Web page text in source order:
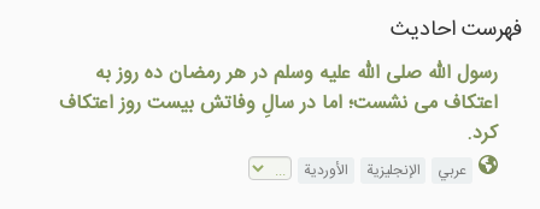
فهرست احادیث
رسول الله صلی الله علیه وسلم در هر رمضان ده روز به
اعتکاف می نشست؛ اما در سالِ وفاتش بيست روز اعتکاف
کرد.
عربي الإنجليزية الأوردية